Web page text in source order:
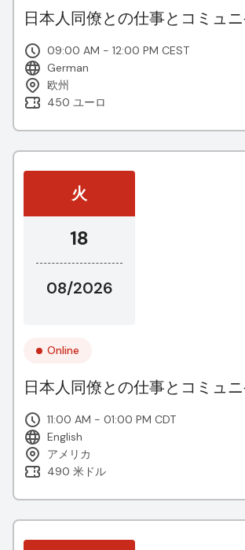
日本人同僚との仕事とコミュ
09:00 AM - 12:00 PM CEST
German
欧州
450 ユーロ
火
18
08/2026
Online
日本人同僚との仕事とコミュ
11:00 AM - 01:00 PM CDT
English
アメリカ
490 米ドル